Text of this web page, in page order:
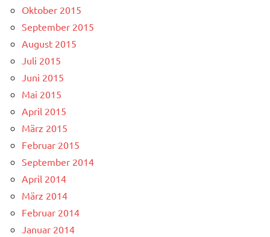
Oktober 2015
September 2015
August 2015
Juli 2015
Juni 2015
Mai 2015
April 2015
März 2015
Februar 2015
September 2014
April 2014
März 2014
Februar 2014
Januar 2014